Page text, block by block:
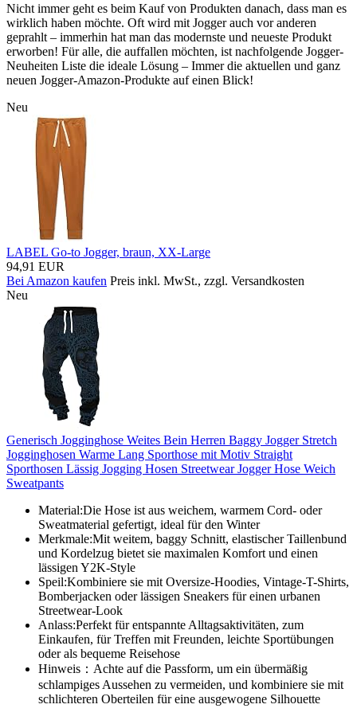
Nicht immer geht es beim Kauf von Produkten danach, dass man es
wirklich haben möchte. Oft wird mit Jogger auch vor anderen
geprahlt – immerhin hat man das modernste und neueste Produkt
erworben! Für alle, die auffallen möchten, ist nachfolgende Jogger-
Neuheiten Liste die ideale Lösung – Immer die aktuellen und ganz
neuen Jogger-Amazon-Produkte auf einen Blick!
Neu
LABEL Go-to Jogger, braun, XX-Large
94,91 EUR
Bei Amazon kaufen Preis inkl. MwSt., zzgl. Versandkosten
Neu
Generisch Jogginghose Weites Bein Herren Baggy Jogger Stretch
Jogginghosen Warme Lang Sporthose mit Motiv Straight
Sporthosen Lässig Jogging Hosen Streetwear Jogger Hose Weich
Sweatpants
Material:Die Hose ist aus weichem, warmem Cord- oder
Sweatmaterial gefertigt, ideal für den Winter
Merkmale:Mit weitem, baggy Schnitt, elastischer Taillenbund
und Kordelzug bietet sie maximalen Komfort und einen
lässigen Y2K-Style
Speil:Kombiniere sie mit Oversize-Hoodies, Vintage-T-Shirts,
Bomberjacken oder lässigen Sneakers für einen urbanen
Streetwear-Look
Anlass:Perfekt für entspannte Alltagsaktivitäten, zum
Einkaufen, für Treffen mit Freunden, leichte Sportübungen
oder als bequeme Reisehose
Hinweis：Achte auf die Passform, um ein übermäßig
schlampiges Aussehen zu vermeiden, und kombiniere sie mit
schlichteren Oberteilen für eine ausgewogene Silhouette